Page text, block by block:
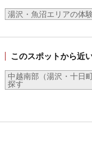
湯沢・魚沼エリアの体
このスポットから近
中越南部（湯沢・十日
探す